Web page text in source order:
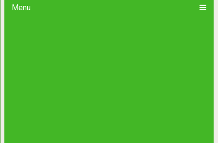
Menu